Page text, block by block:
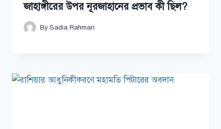
জাহাঙ্গীরের উপর নূরজাহানের প্রভাব কী ছিল?
BySadia Rahman